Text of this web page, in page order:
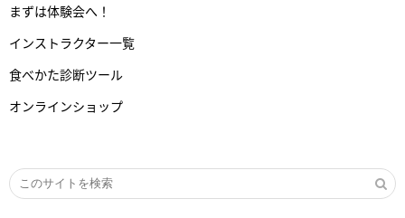
まずは体験会へ！
インストラクター一覧
食べかた診断ツール
オンラインショップ